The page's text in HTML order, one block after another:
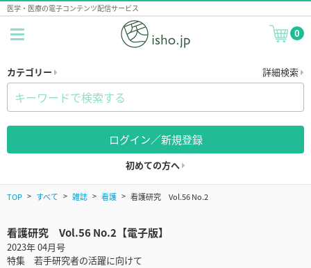
医学・医療の電子コンテンツ配信サービス
0
カテゴリー 詳細検索
ログイン／新規登録
初めての方へ
TOP すべて 雑誌 看護 看護研究 Vol.56 No.2
看護研究 Vol.56 No.2【電子版】
2023年 04月号
特集 若手研究者の活躍に向けて